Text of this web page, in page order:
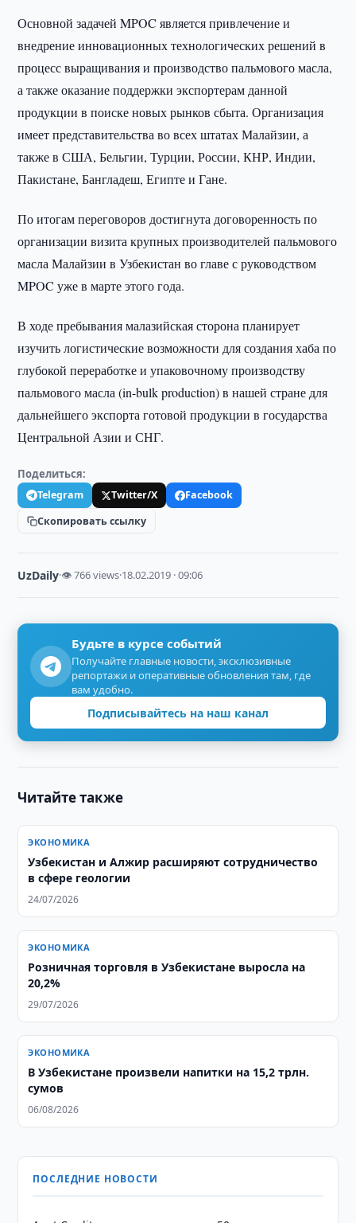
Основной задачей MPOC является привлечение и
внедрение инновационных технологических решений в
процесс выращивания и производство пальмового масла,
а также оказание поддержки экспортерам данной
продукции в поиске новых рынков сбыта. Организация
имеет представительства во всех штатах Малайзии, а
также в США, Бельгии, Турции, России, КНР, Индии,
Пакистане, Бангладеш, Египте и Гане.
По итогам переговоров достигнута договоренность по
организации визита крупных производителей пальмового
масла Малайзии в Узбекистан во главе с руководством
MPOC уже в марте этого года.
В ходе пребывания малазийская сторона планирует
изучить логистические возможности для создания хаба по
глубокой переработке и упаковочному производству
пальмового масла (in-bulk production) в нашей стране для
дальнейшего экспорта готовой продукции в государства
Центральной Азии и СНГ.
Поделиться:
Telegram Twitter/X
Facebook
Скопировать ссылку
UzDaily·👁 766 views·18.02.2019 · 09:06
Будьте в курсе событий
Получайте главные новости, эксклюзивные
репортажи и оперативные обновления там, где
вам удобно.
Подписывайтесь на наш канал
Читайте также
ЭКОНОМИКА
Узбекистан и Алжир расширяют сотрудничество
в сфере геологии
24/07/2026
ЭКОНОМИКА
Розничная торговля в Узбекистане выросла на
20,2%
29/07/2026
ЭКОНОМИКА
В Узбекистане произвели напитки на 15,2 трлн.
сумов
06/08/2026
ПОСЛЕДНИЕ НОВОСТИ